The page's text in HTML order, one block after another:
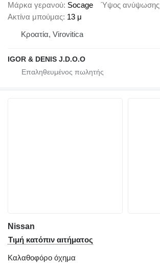
Μάρκα γερανού Socage Ύψος ανύψωσης
Ακτίνα μπούμας 13 μ
Κροατία, Virovitica
IGOR & DENIS J.D.O.O
Nissan
Τιμή κατόπιν αιτήματος
Καλαθοφόρο όχημα